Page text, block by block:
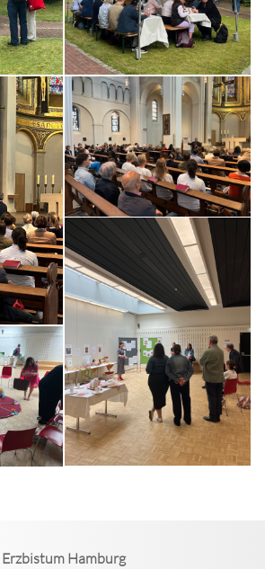
Erzbistum Hamburg